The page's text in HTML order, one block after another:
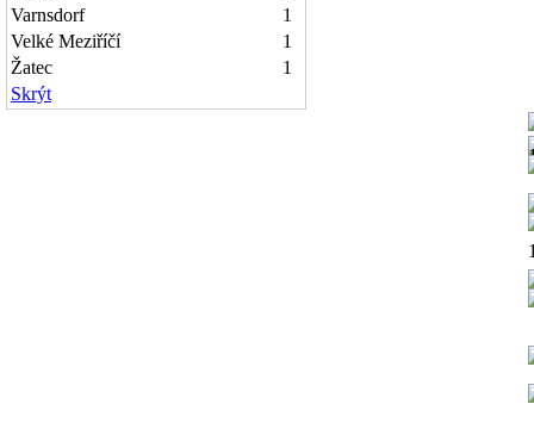
Varnsdorf
1
Velké Meziříčí
1
Žatec
1
Skrýt